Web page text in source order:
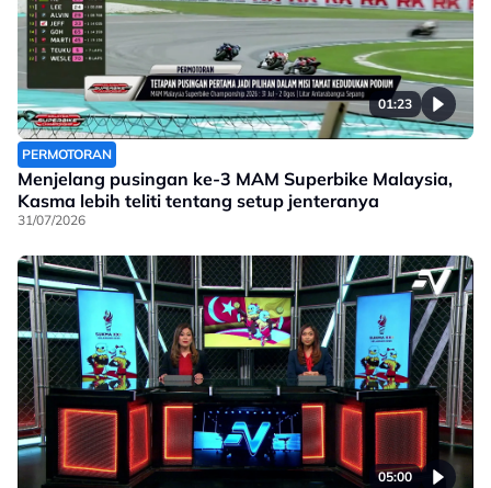
01:23
PERMOTORAN
Menjelang pusingan ke-3 MAM Superbike Malaysia,
Kasma lebih teliti tentang setup jenteranya
31/07/2026
05:00